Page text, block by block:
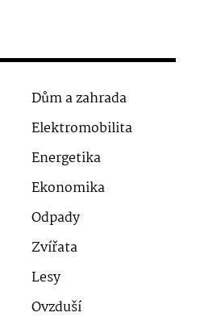
Dům a zahrada
Elektromobilita
Energetika
Ekonomika
Odpady
Zvířata
Lesy
Ovzduší